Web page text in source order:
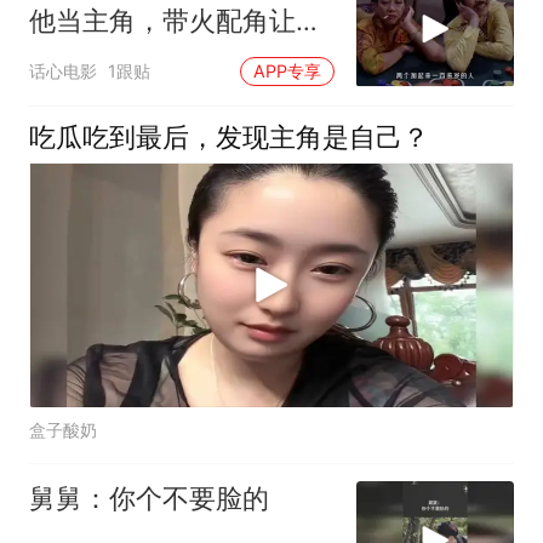
他当主角，带火配角让人
难忘
话心电影 1跟贴 APP专享
吃瓜吃到最后，发现主角是自己？
盒子酸奶
舅舅：你个不要脸的